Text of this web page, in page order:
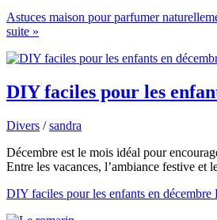
Astuces maison pour parfumer
suite »
DIY faciles pour les
Divers /sandra
Décembre est le mois idéal pour
Entre les vacances, l’ambiance festive et
DIY faciles pour les enfants en décembre